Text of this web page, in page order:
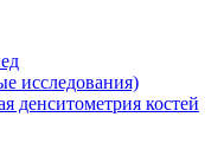
исследования)
денситометрия костей